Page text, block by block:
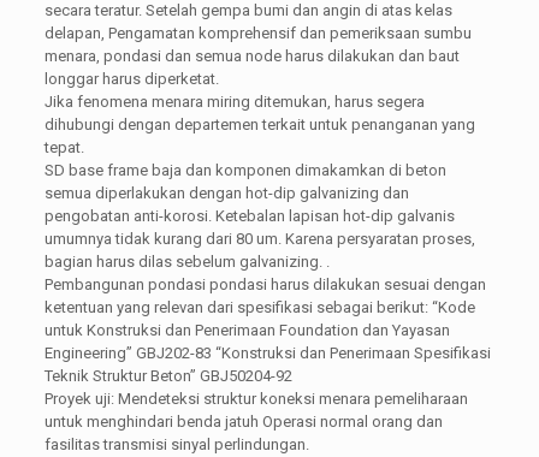
secara teratur. Setelah gempa bumi dan angin di atas kelas
delapan, Pengamatan komprehensif dan pemeriksaan sumbu
menara, pondasi dan semua node harus dilakukan dan baut
longgar harus diperketat.
Jika fenomena menara miring ditemukan, harus segera
dihubungi dengan departemen terkait untuk penanganan yang
tepat.
SD base frame baja dan komponen dimakamkan di beton
semua diperlakukan dengan hot-dip galvanizing dan
pengobatan anti-korosi. Ketebalan lapisan hot-dip galvanis
umumnya tidak kurang dari 80 um. Karena persyaratan proses,
bagian harus dilas sebelum galvanizing. .
Pembangunan pondasi pondasi harus dilakukan sesuai dengan
ketentuan yang relevan dari spesifikasi sebagai berikut: “Kode
untuk Konstruksi dan Penerimaan Foundation dan Yayasan
Engineering” GBJ202-83 “Konstruksi dan Penerimaan Spesifikasi
Teknik Struktur Beton” GBJ50204-92
Proyek uji: Mendeteksi struktur koneksi menara pemeliharaan
untuk menghindari benda jatuh Operasi normal orang dan
fasilitas transmisi sinyal perlindungan.